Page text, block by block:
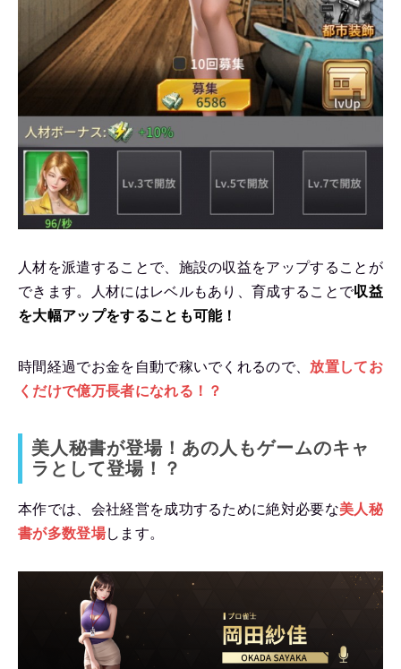
人材を派遣することで、施設の収益をアップすることが
できます。人材にはレベルもあり、育成することで収益
を大幅アップをすることも可能！
時間経過でお金を自動で稼いでくれるので、 放置してお
くだけで億万長者になれる！？
美人秘書が登場！あの人もゲームのキャ
ラとして登場！？
本作では、会社経営を成功するために絶対必要な美人秘
書が多数登場します。